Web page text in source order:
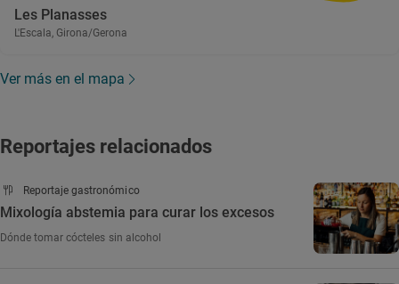
Les Planasses
L'Escala, Girona/Gerona
Ver más en el mapa
Reportajes relacionados
Reportaje gastronómico
Mixología abstemia para curar los excesos
Dónde tomar cócteles sin alcohol